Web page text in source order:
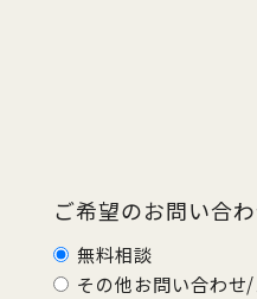
ご希望のお問い合
無料相談
その他お問い合わせ